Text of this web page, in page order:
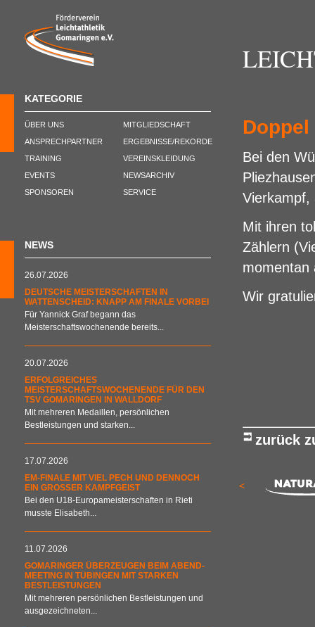
KATEGORIE
ÜBER UNS
ANSPRECHPARTNER
TRAINING
EVENTS
SPONSOREN
MITGLIEDSCHAFT
ERGEBNISSE/REKORDE
VEREINSKLEIDUNG
NEWSARCHIV
SERVICE
NEWS
26.07.2026
DEUTSCHE MEISTERSCHAFTEN IN
WATTENSCHEID: KNAPP AM FINALE VORBEI
Für Yannick Graf begann das
Meisterschaftswochenende bereits...
20.07.2026
ERFOLGREICHES
MEISTERSCHAFTSWOCHENENDE FÜR DEN
TSV GOMARINGEN IN WALLDORF
Mit mehreren Medaillen, persönlichen
Bestleistungen und starken...
17.07.2026
EM-FINALE MIT VIEL PECH UND DENNOCH
EIN GROSSER KAMPFGEIST
Bei den U18-Europameisterschaften in Rieti
musste Elisabeth...
11.07.2026
GOMARINGER ÜBERZEUGEN BEIM ABEND-
MEETING IN TÜBINGEN MIT STARKEN
BESTLEISTUNGEN
Mit mehreren persönlichen Bestleistungen und
ausgezeichneten...
Bei den
Vierkampf,
Mit ihren
Zählern
momentan
Wir
zurück
<